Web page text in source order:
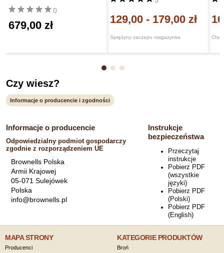
0
679,00 zł
Sprężyny zaczepu magazynka
129,00 - 179,00 zł
Czy wiesz?
Informacje o producencie i zgodności
Informacje o producencie
Odpowiedzialny podmiot gospodarczy
zgodnie z rozporządzeniem UE
Brownells Polska
Armii Krajowej
05-071 Sulejówek
Polska
info@brownells.pl
Instrukcje
bezpieczeństwa
Przeczytaj
instrukcje
Pobierz PDF
(wszystkie
języki)
Pobierz PDF
(Polski)
Pobierz PDF
(English)
MAPA STRONY
Producenci
KATEGORIE PRODUKTÓW
Broń